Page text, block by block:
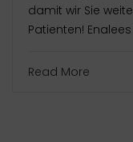
damit wir Sie
Patienten!
Read More